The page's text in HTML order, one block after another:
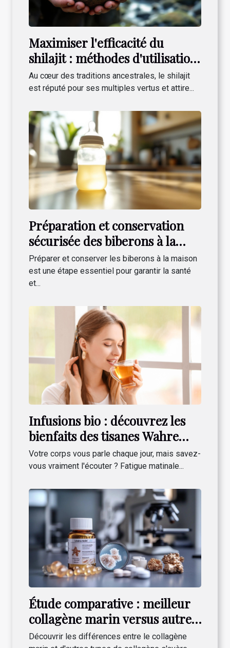
Maximiser l'efficacité du
shilajit : méthodes d'utilisation
et conseils
Au cœur des traditions ancestrales, le shilajit
est réputé pour ses multiples vertus et attire...
Préparation et conservation
sécurisée des biberons à la
maison
Préparer et conserver les biberons à la maison
est une étape essentiel pour garantir la santé
et...
Infusions bio : découvrez les
bienfaits des tisanes Wahre
Lebenswerte pour votre bien-
être quotidien !
Votre corps vous parle chaque jour, mais savez-
vous vraiment l'écouter ? Fatigue matinale...
Étude comparative : meilleur
collagène marin versus autres
types de collagène
Découvrir les différences entre le collagène